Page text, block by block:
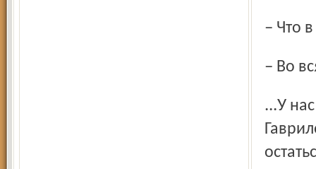
– Что
– Во
...У нас есть сведения, которые сообщил местный житель